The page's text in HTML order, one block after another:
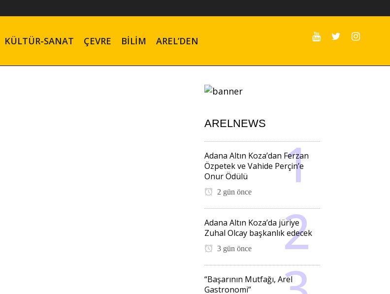
KÜLTÜR-SANAT ÇEVRE BILIM AREL’DEN
ARELNEWS
Adana Altın Koza’dan Ferzan
Özpetek ve Vahide Perçin’e
Onur Ödülü
2 gün önce
Adana Altın Koza’da jüriye
Zuhal Olcay başkanlık edecek
3 gün önce
“Başarının Mutfağı, Arel
Gastronomi”